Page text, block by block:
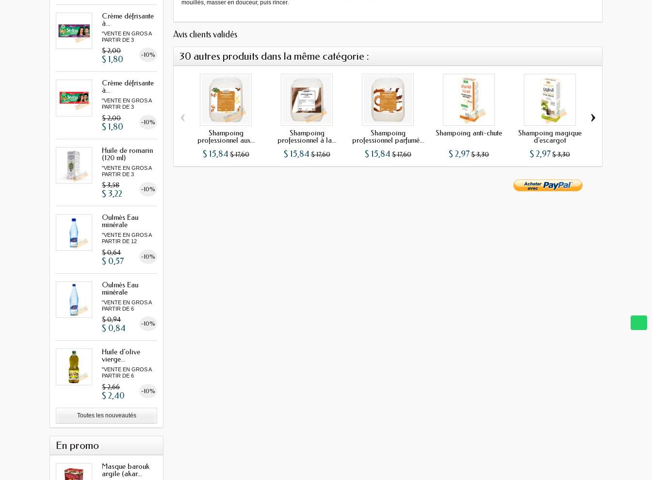
Crème défrisante
à...
"VENTE EN GROS A
PARTIR DE 3
$ 2,00 -10%
$ 1,80
Crème défrisante
à...
"VENTE EN GROS A
PARTIR DE 3
$ 2,00 -10%
$ 1,80
Huile de romarin
(120 ml)
"VENTE EN GROS A
PARTIR DE 3
$ 3,58 -10%
$ 3,22
Oulmès Eau
minérale
gazeuse...
"VENTE EN GROS A
PARTIR DE 12
$ 0,64 -10%
$ 0,57
Oulmès Eau
minérale
gazeuse...
"VENTE EN GROS A
PARTIR DE 6
$ 0,94 -10%
$ 0,84
Huile d'olive
vierge...
"VENTE EN GROS A
PARTIR DE 6
$ 2,66 -10%
$ 2,40
Toutes les nouveautés
En promo
Masque barouk
argile (akar...
mouillés, masser en douceur, puis rincer.
Avis clients validés
30 autres produits dans la même catégorie :
Shampoing
professionnel aux...
$ 15,84 $ 17,60
Shampoing
professionnel à la...
$ 15,84 $ 17,60
Shampoing
professionnel parfumé...
$ 15,84 $ 17,60
Shampoing anti-chute
$ 2,97$ 3,30
Shampoing magique
d'escargot
$ 2,97$ 3,30
‹ ›